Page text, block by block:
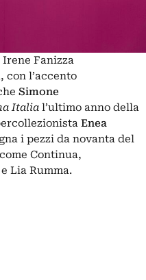
Irene Fanizza
con l’accento
Simone
Italia l’ultimo anno della
Enea
i pezzi da novanta del
Continua,
Lia Rumma.